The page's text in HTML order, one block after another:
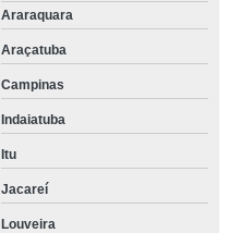
Araraquara
Araçatuba
Campinas
Indaiatuba
Itu
Jacareí
Louveira